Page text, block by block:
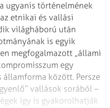
ugyanis történelmének
etnikai és vallási
világháború után
is egyik
megfogalmazott „állami
egy
között. Persze
vallások sorából –
így is gyakorolhatják